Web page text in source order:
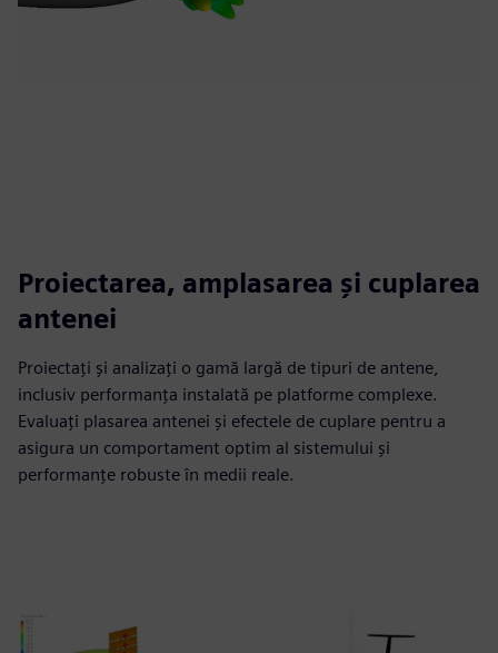
Proiectarea, amplasarea și cuplarea
antenei
Proiectați și analizați o gamă largă de tipuri de antene,
inclusiv performanța instalată pe platforme complexe.
Evaluați plasarea antenei și efectele de cuplare pentru a
asigura un comportament optim al sistemului și
performanțe robuste în medii reale.